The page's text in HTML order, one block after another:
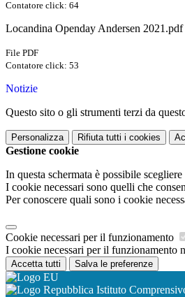
Contatore click: 64
Locandina Openday Andersen 2021.pdf
File PDF
Contatore click: 53
Notizie
Questo sito o gli strumenti terzi da
Personalizza Rifiuta tutti i cookies
Gestione cookie
In questa schermata è possibile
I cookie necessari sono quelli che
Per conoscere quali sono i cookie
Cookie necessari per il funzionamento
I cookie necessari per il funzionamento
Accetta tutti Salva le preferenze
Istituto